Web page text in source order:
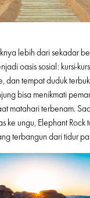
lebih dari sekadar
oasis sosial: kursi-
dan tempat duduk
bisa menikmati
matahari terbenam.
ke ungu, Elephant Rock
terbangun dari tidur